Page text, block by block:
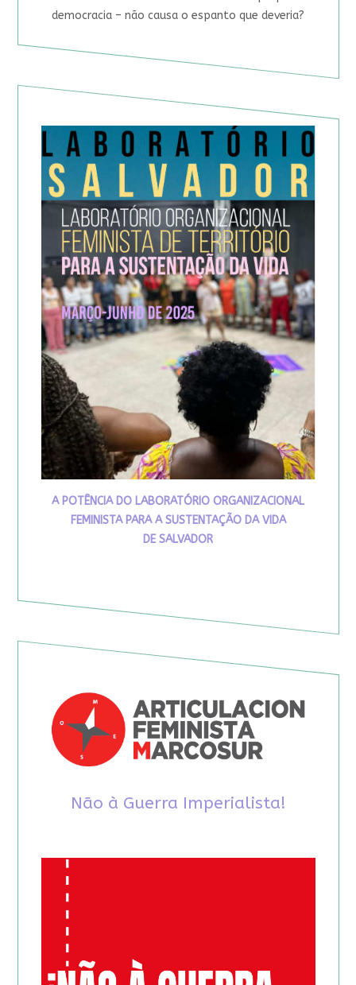
democracia – não causa o espanto que deveria?
A POTÊNCIA DO LABORATÓRIO ORGANIZACIONAL
FEMINISTA PARA A SUSTENTAÇÃO DA VIDA
DE SALVADOR
Não à Guerra Imperialista!